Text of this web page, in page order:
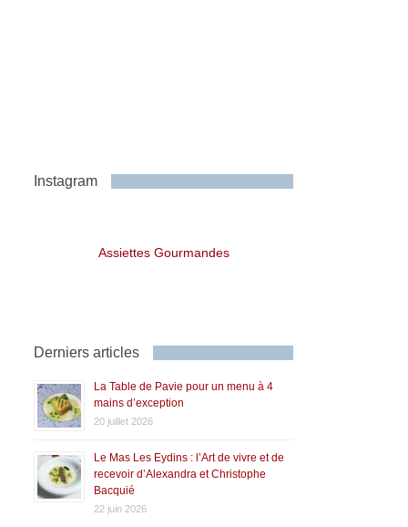
Instagram
Assiettes Gourmandes
Derniers articles
La Table de Pavie pour un menu à 4
mains d’exception
20 juillet 2026
Le Mas Les Eydins : l’Art de vivre et de
recevoir d’Alexandra et Christophe
Bacquié
22 juin 2026